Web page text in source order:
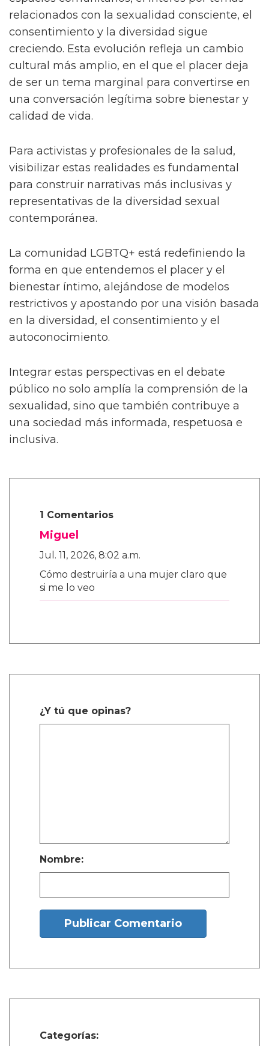
espacios comunitarios, el interés por temas
relacionados con la sexualidad consciente, el
consentimiento y la diversidad sigue
creciendo. Esta evolución refleja un cambio
cultural más amplio, en el que el placer deja
de ser un tema marginal para convertirse en
una conversación legítima sobre bienestar y
Para activistas y profesionales de la salud,
visibilizar estas realidades es fundamental
para construir narrativas más inclusivas y
representativas de la diversidad sexual
contemporánea.
La comunidad LGBTQ+ está redefiniendo la
forma en que entendemos el placer y el
bienestar íntimo, alejándose de modelos
restrictivos y apostando por una visión basada
en la diversidad, el consentimiento y el
Integrar estas perspectivas en el debate
público no solo amplía la comprensión de la
sexualidad, sino que también contribuye a
una sociedad más informada, respetuosa e
Miguel
Cómo destruiría a una mujer claro que